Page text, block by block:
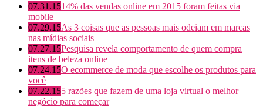
07.31.1514% das vendas online em 2015 foram feitas via
mobile
07.29.15As 3 coisas que as pessoas mais odeiam em marcas
nas mídias sociais
07.27.15Pesquisa revela comportamento de quem compra
itens de beleza online
07.24.15O ecommerce de moda que escolhe os produtos para
você
07.22.155 razões que fazem de uma loja virtual o melhor
negócio para começar